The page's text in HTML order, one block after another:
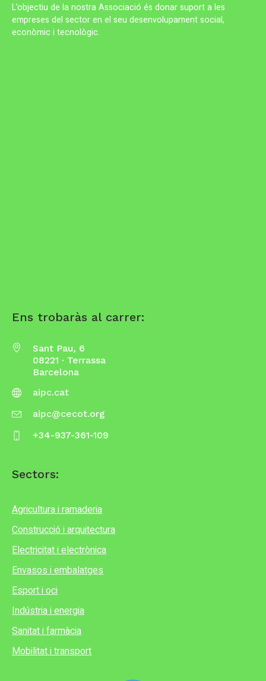
L’objectiu de la nostra Associació és donar suport a les
empreses del sector en el seu desenvolupament social,
econòmic i tecnològic.
Ens trobaràs al carrer:
Sant Pau, 6
08221 · Terrassa
Barcelona
aipc.cat
aipc@cecot.org
+34-937-361-109
Sectors:
Agricultura i ramaderia
Construcció i arquitectura
Electricitat i electrònica
Envasos i embalatges
Esport i oci
Indústria i energia
Sanitat i farmàcia
Mobilitat i transport